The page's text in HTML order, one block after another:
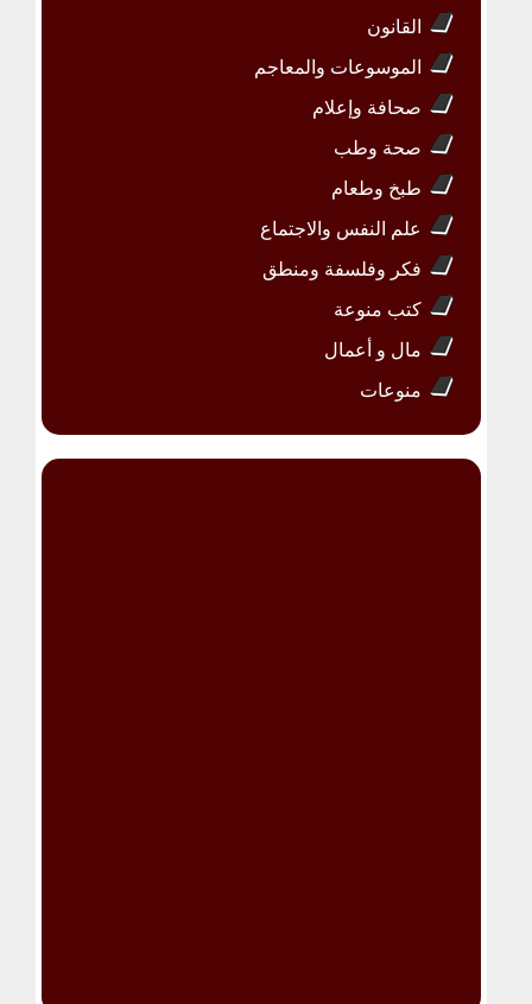
القانون
الموسوعات والمعاجم
صحافة وإعلام
صحة وطب
طبخ وطعام
علم النفس والاجتماع
فكر وفلسفة ومنطق
كتب منوعة
مال و أعمال
منوعات